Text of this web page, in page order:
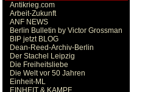
Antikrieg.com
Arbeit-Zukunft
ANF NEWS
Berlin Bulletin by Victor Grossman
BIP jetzt BLOG
Dean-Reed-Archiv-Berlin
Der Stachel Leipzig
Die Freiheitsliebe
Die Welt vor 50 Jahren
Einheit-ML
EINHEIT & KAMPF